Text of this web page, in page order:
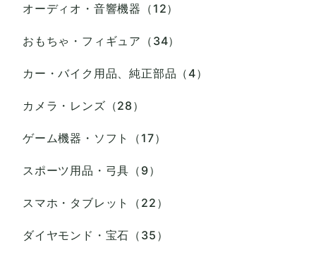
オーディオ・音響機器（12）
おもちゃ・フィギュア（34）
カー・バイク用品、純正部品（4）
カメラ・レンズ（28）
ゲーム機器・ソフト（17）
スポーツ用品・弓具（9）
スマホ・タブレット（22）
ダイヤモンド・宝石（35）